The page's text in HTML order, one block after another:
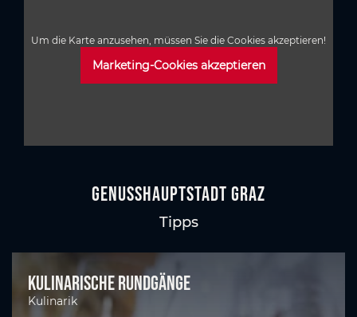
Um die Karte anzusehen, müssen Sie die Cookies akzeptieren!
Marketing-Cookies akzeptieren
GenussHauptstadt Graz
Tipps
Kulinarische Rundgänge
Kulinarik